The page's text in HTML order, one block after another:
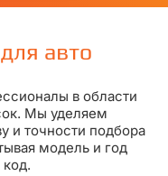
авто
в области
Мы уделяем
и точности подбора
модель и год